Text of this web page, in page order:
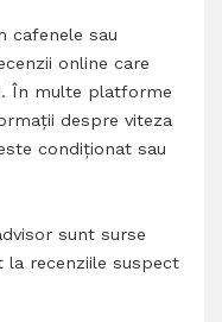
cafenele sau
online care
În multe platforme
despre viteza
condiționat sau
sunt surse
la recenziile suspect